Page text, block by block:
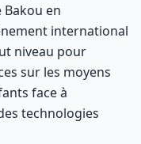
Bakou en
international
niveau pour
sur les moyens
face à
technologies